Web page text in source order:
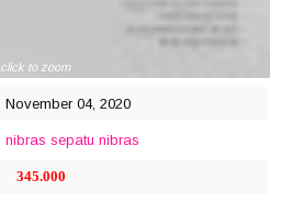
click to zoom
November 04, 2020
nibras sepatu nibras
345.000